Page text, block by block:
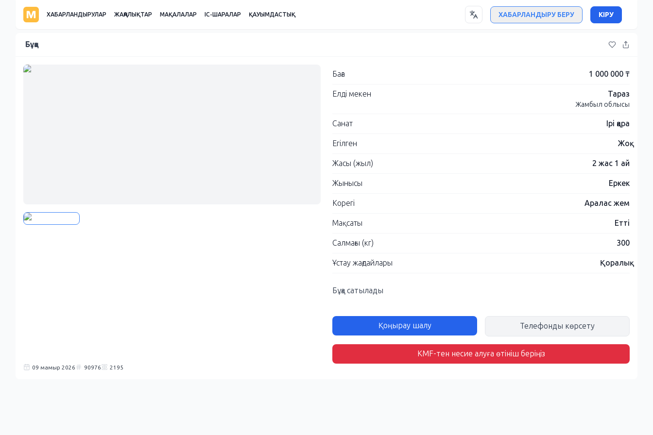
ХАБАРЛАНДЫРУЛАР ЖАҢАЛЫҚТАР МАҚАЛАЛАР ІС-ШАРАЛАР ҚАУЫМДАСТЫҚ ХАБАРЛАНДЫРУ БЕРУ КІРУ
Бұқа
Баға 1 000 000 ₸
Елді мекен Тараз
Жамбыл облысы
Санат Ірі қара
Егілген Жоқ
Жасы (жыл) 2 жас 1 ай
Жынысы Еркек
Корегі Аралас жем
Мақсаты Етті
Салмағы (кг) 300
Ұстау жағдайлары Қоралық
Бұқа сатылады
Қоңырау шалу Телефонды көрсету
KMF-тен несие алуға өтініш беріңіз
09 мамыр 2026 90976 2195